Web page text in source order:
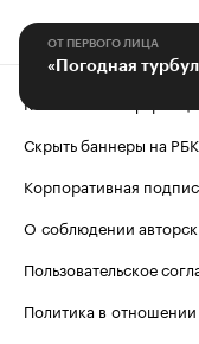
ОТ ПЕРВОГО ЛИЦА
Контактная информация
Скрыть баннеры на РБК
Корпоративная
О соблюдении
Пользовательское
Политика в